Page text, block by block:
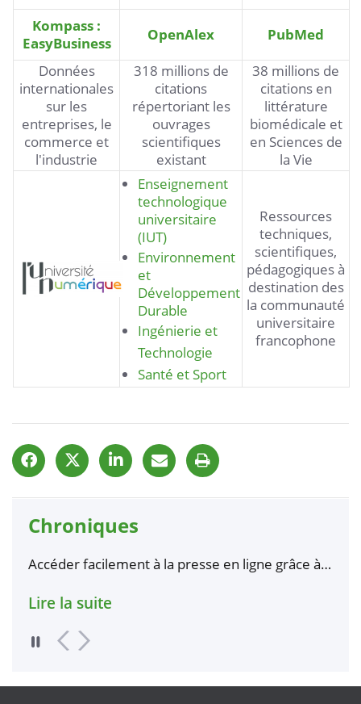
Kompass :
EasyBusiness
OpenAlex
PubMed
Données
internationales
sur les
entreprises, le
commerce et
l'industrie
318 millions de
citations
répertoriant les
ouvrages
scientifiques
existant
38 millions de
citations en
littérature
biomédicale et
en Sciences de
la Vie
Enseignement
technologique
universitaire
(IUT)
Environnement
et
Développement
Durable
Ingénierie et
Technologie
Santé et Sport
Ressources
techniques,
scientifiques,
pédagogiques à
destination des
la communauté
universitaire
francophone
Chroniques
Accéder facilement à la presse en ligne grâce à
Lire la suite